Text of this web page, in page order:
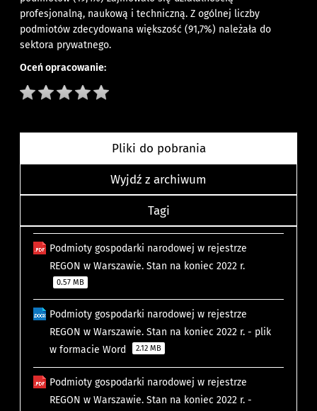
profesjonalną, naukową i techniczną. Z ogólnej liczby
podmiotów zdecydowana większość (91,7%) należała do
sektora prywatnego.
Oceń opracowanie:
Pliki do pobrania
Wyjdź z archiwum
Tagi
Podmioty gospodarki narodowej w rejestrze
REGON w Warszawie. Stan na koniec 2022 r.
0.57 MB
Podmioty gospodarki narodowej w rejestrze
REGON w Warszawie. Stan na koniec 2022 r. - plik
w formacie Word
2.12 MB
Podmioty gospodarki narodowej w rejestrze
REGON w Warszawie. Stan na koniec 2022 r. -